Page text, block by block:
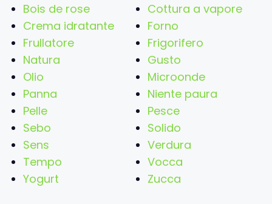
Bois de rose
Crema idratante
Frullatore
Natura
Olio
Panna
Pelle
Sebo
Sens
Tempo
Yogurt
Cottura a vapore
Forno
Frigorifero
Gusto
Microonde
Niente paura
Pesce
Solido
Verdura
Vocca
Zucca